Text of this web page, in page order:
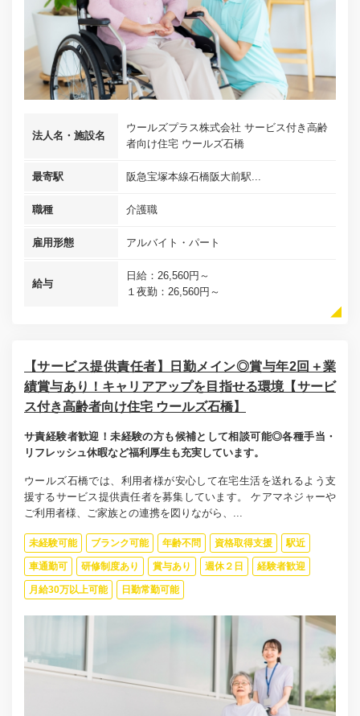
法人名・施設名
ウールズプラス株式会社 サービス付き高齢
者向け住宅 ウールズ石橋
最寄駅 阪急宝塚本線石橋阪大前駅...
職種 介護職
雇用形態 アルバイト・パート
給与
日給：26,560円～
１夜勤：26,560円～
【サービス提供責任者】日勤メイン◎賞与年2回＋業
績賞与あり！キャリアアップを目指せる環境【サービ
ス付き高齢者向け住宅 ウールズ石橋】
サ責経験者歓迎！未経験の方も候補として相談可能◎各種手当・
リフレッシュ休暇など福利厚生も充実しています。
ウールズ石橋では、利用者様が安心して在宅生活を送れるよう支
援するサービス提供責任者を募集しています。 ケアマネジャーや
ご利用者様、ご家族との連携を図りながら、...
未経験可能 ブランク可能 年齢不問 資格取得支援 駅近
車通勤可 研修制度あり 賞与あり 週休２日 経験者歓迎
月給30万以上可能 日勤常勤可能